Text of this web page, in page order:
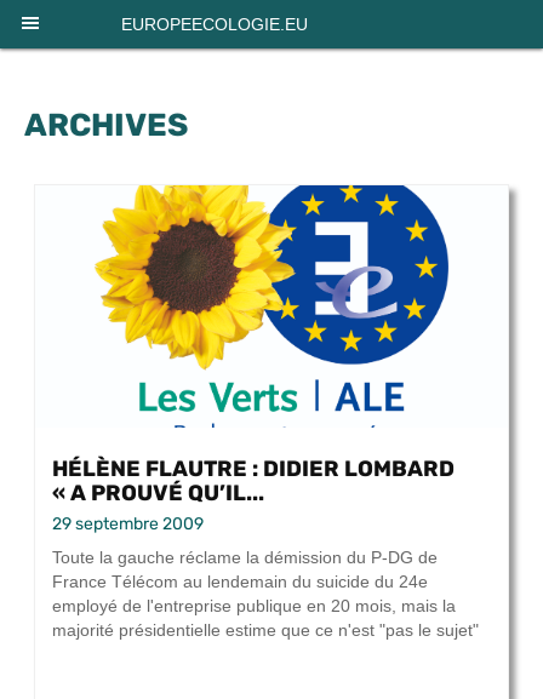
EUROPEECOLOGIE.EU
ARCHIVES
HÉLÈNE FLAUTRE : DIDIER LOMBARD
« A PROUVÉ QU’IL...
29 septembre 2009
Toute la gauche réclame la démission du P-DG de
France Télécom au lendemain du suicide du 24e
employé de l'entreprise publique en 20 mois, mais la
majorité présidentielle estime que ce n'est "pas le sujet"